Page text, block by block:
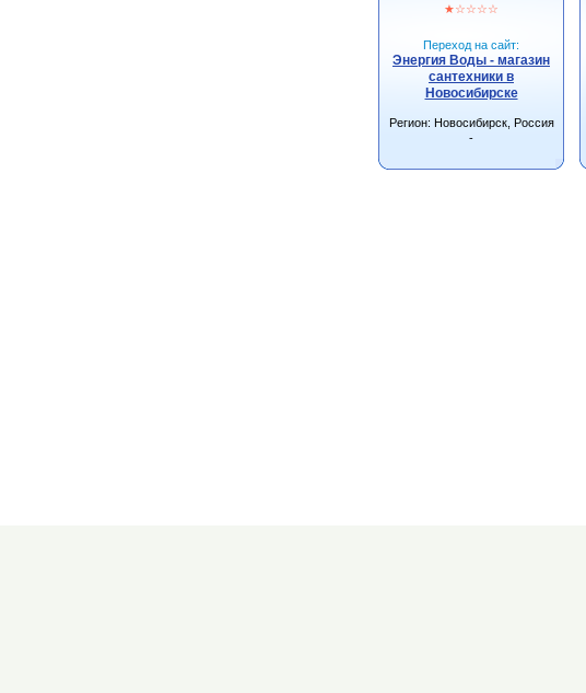
★☆☆☆☆
Переход на сайт:
Энергия Воды - магазин
сантехники в
Новосибирске
Регион: Новосибирск, Россия
-